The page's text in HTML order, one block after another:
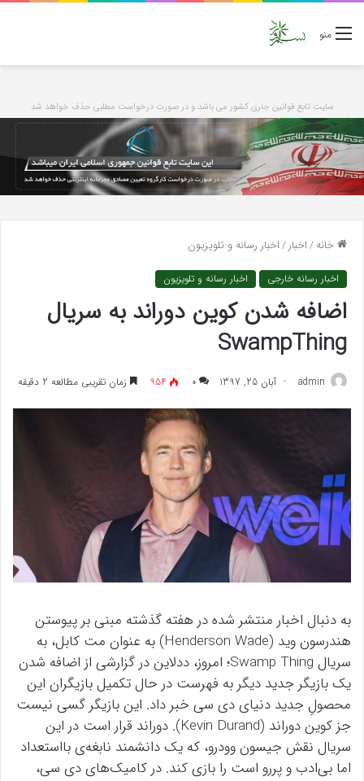
منو
سایت تابع قوانین جاری کشور می باشد و در صورت درخواست مطلبی حذف خواهد شد
خانه/اخبار/اخبار رسانه و تلویزیون
اخبار رسانه خارجی اخبار رسانه و تلویزیون
اضافه شدن کوین دوراند به سریال
SwampThing
admin آبان 25, 1397 ۰ 954 زمان تقریبی مطالعه 2 دقیقه
به دنبال اخبار منتشر شده‌ در هفته گذشته مبنی بر پیوستن
هندرسون وید (Henderson Wade) به عنوان مت کابل، به
سریال Swamp Thing؛ امروز، ددلاین در گزارشی از اضافه‌ شدن
یک بازیگر جدید دیگر به فهرست در حال تکمیل بازیگران این
محصولِ جدید دنیای دی سی خبر داد. این بازیگر گسی نیست
جز کوین دوراند (Kevin Durand). دوراند قرار است در این
سریال نقش جیسون وودرو، که یک دانشمند نابغه‌ی بااستعداد
اما بی‌ادب و پررو است را بازی کند. در کامیک‌های دی سی،